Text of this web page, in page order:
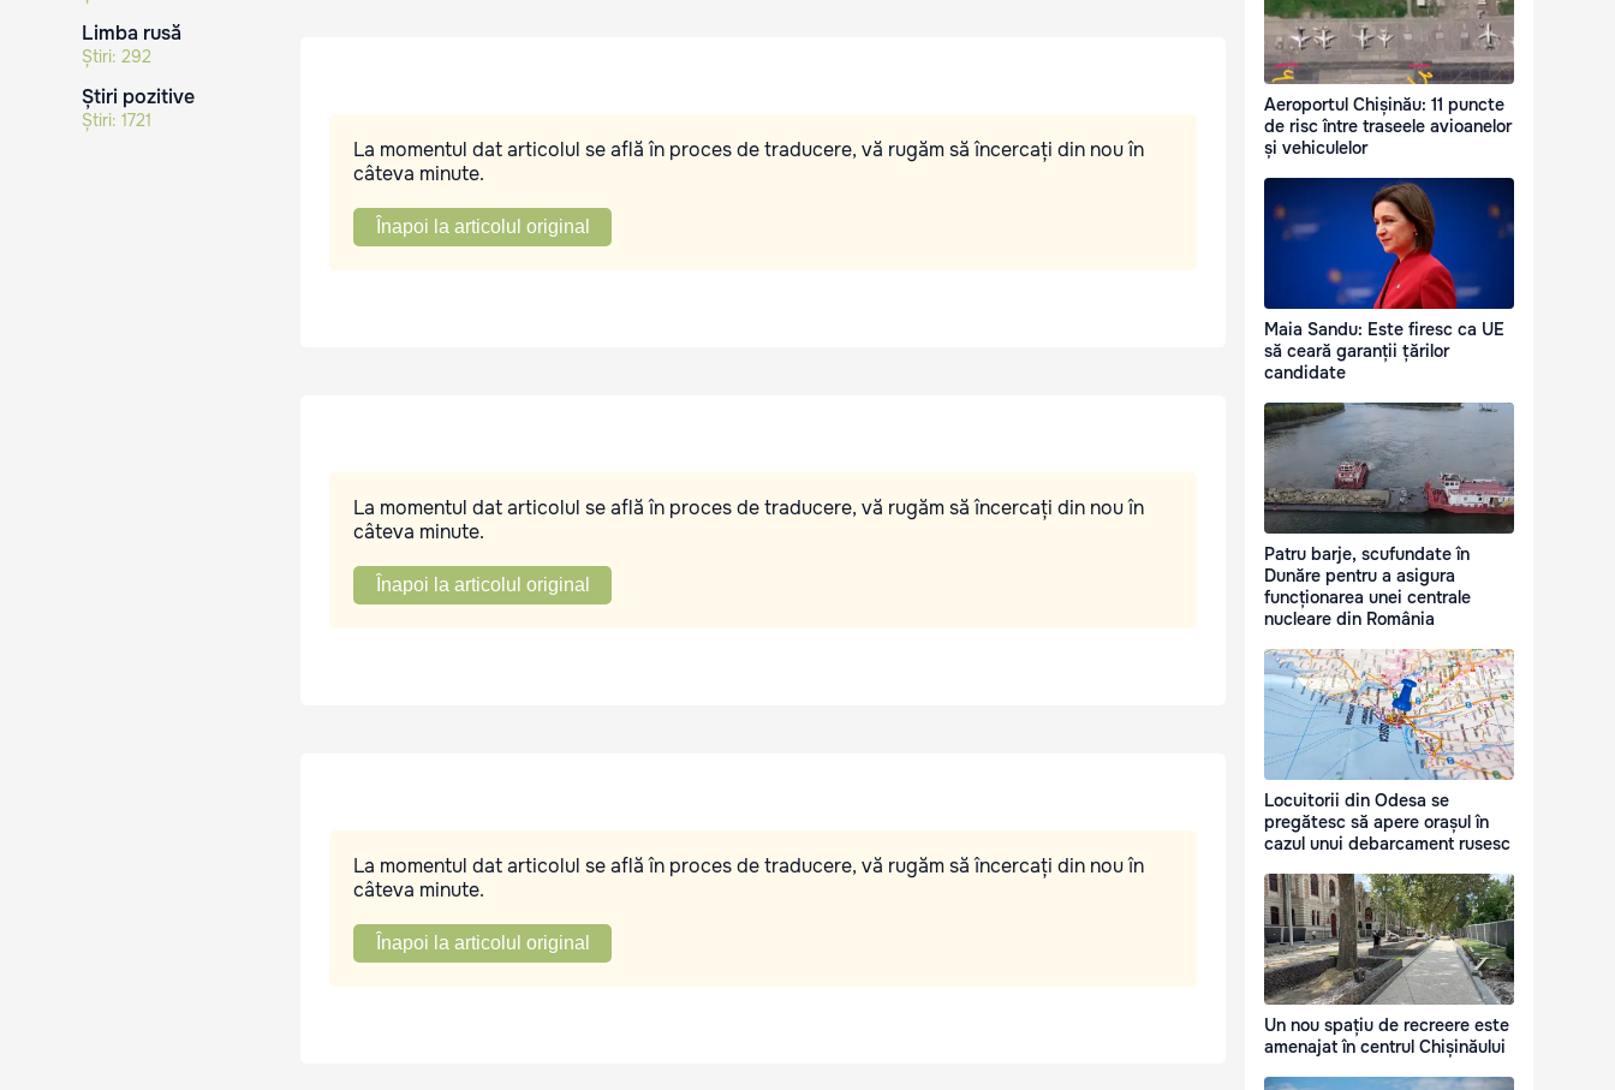
Limba rusă
Știri: 292
Știri pozitive
Știri: 1721
La momentul dat articolul se află în proces de traducere, vă rugăm să încercați din nou în
câteva minute.
Înapoi la articolul original
La momentul dat articolul se află în proces de traducere, vă rugăm să încercați din nou în
câteva minute.
Înapoi la articolul original
La momentul dat articolul se află în proces de traducere, vă rugăm să încercați din nou în
câteva minute.
Înapoi la articolul original
Aeroportul Chișinău: 11 puncte
de risc între traseele avioanelor
și vehiculelor
Maia Sandu: Este firesc ca UE
să ceară garanții țărilor
candidate
Patru barje, scufundate în
Dunăre pentru a asigura
funcționarea unei centrale
nucleare din România
Locuitorii din Odesa se
pregătesc să apere orașul în
cazul unui debarcament rusesc
Un nou spațiu de recreere este
amenajat în centrul Chișinăului